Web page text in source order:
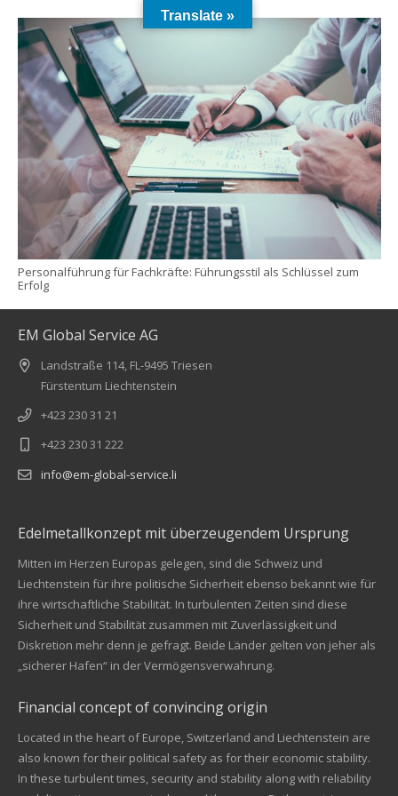
Personalführung für Fachkräfte: Führungsstil als Schlüssel zum
Erfolg
EM Global Service AG
Landstraße 114, FL-9495 Triesen
Fürstentum Liechtenstein
+423 230 31 21
+423 230 31 222
info@em-global-service.li
Edelmetallkonzept mit überzeugendem Ursprung
Mitten im Herzen Europas gelegen, sind die Schweiz und
Liechtenstein für ihre politische Sicherheit ebenso bekannt wie für
ihre wirtschaftliche Stabilität. In turbulenten Zeiten sind diese
Sicherheit und Stabilität zusammen mit Zuverlässigkeit und
Diskretion mehr denn je gefragt. Beide Länder gelten von jeher als
„sicherer Hafen“ in der Vermögensverwahrung.
Financial concept of convincing origin
Located in the heart of Europe, Switzerland and Liechtenstein are
also known for their political safety as for their economic stability.
In these turbulent times, security and stability along with reliability
Translate »
Kundenbewertungen und Erfahrungen zu